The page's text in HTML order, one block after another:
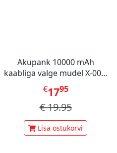
Akupank 10000 mAh
kaabliga valge mudel X-001,
Mini Berry
€1795
€19.95
Lisa ostukorvi